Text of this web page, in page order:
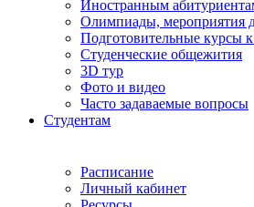
Иностранным
Олимпиады, мероприятия
Подготовительные курсы
Студенческие общежития
3D тур
Фото и видео
Часто задаваемые вопросы
Студентам
Расписание
Личный кабинет